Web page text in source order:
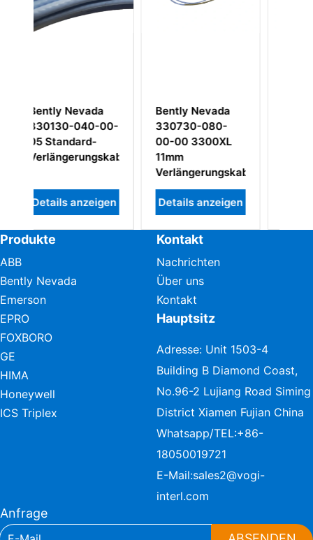
Bently Nevada
330730-080-
00-00 3300XL
11mm
Verlängerungskabel
Details anzeigen
Bently Nevada
330730-040-
00-00 3300 XL
11mm-
Verlängerungskabel
Details anzeigen
Produkte
ABB
Bently Nevada
Emerson
EPRO
FOXBORO
GE
HIMA
Honeywell
ICS Triplex
Kontakt
Nachrichten
Über uns
Kontakt
Hauptsitz
Adresse: Unit 1503-4
Building B Diamond Coast,
No.96-2 Lujiang Road Siming
District Xiamen Fujian China
Whatsapp/TEL:+86-
18050019721
E-Mail:sales2@vogi-
interl.com
Anfrage